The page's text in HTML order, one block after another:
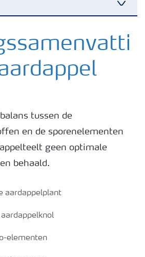
tussen de
en de sporenelementen
geen optimale
behaald.